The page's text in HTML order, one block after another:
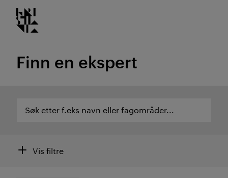
Gå
til
Kristiania logo
Finn en ekspert
Søk etter ekspertområde eller ansatte
Søk etter f.eks navn eller fagområder...
FiltreVis filtre